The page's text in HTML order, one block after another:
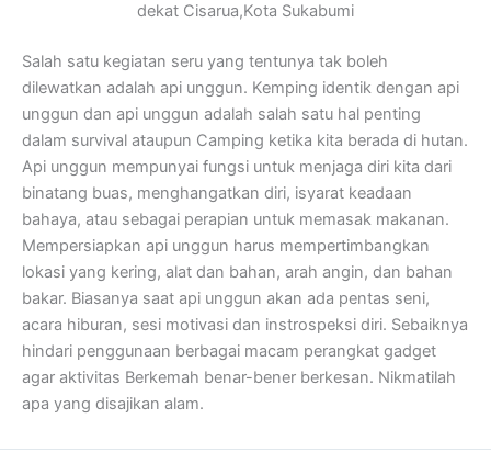
dekat Cisarua,Kota Sukabumi
Salah satu kegiatan seru yang tentunya tak boleh
dilewatkan adalah api unggun. Kemping identik dengan api
unggun dan api unggun adalah salah satu hal penting
dalam survival ataupun Camping ketika kita berada di hutan.
Api unggun mempunyai fungsi untuk menjaga diri kita dari
binatang buas, menghangatkan diri, isyarat keadaan
bahaya, atau sebagai perapian untuk memasak makanan.
Mempersiapkan api unggun harus mempertimbangkan
lokasi yang kering, alat dan bahan, arah angin, dan bahan
bakar. Biasanya saat api unggun akan ada pentas seni,
acara hiburan, sesi motivasi dan instrospeksi diri. Sebaiknya
hindari penggunaan berbagai macam perangkat gadget
agar aktivitas Berkemah benar-bener berkesan. Nikmatilah
apa yang disajikan alam.